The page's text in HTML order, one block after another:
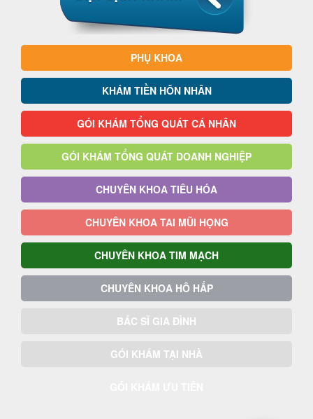
PHỤ KHOA
KHÁM TIỀN HÔN NHÂN
GÓI KHÁM TỔNG QUÁT CÁ NHÂN
GÓI KHÁM TỔNG QUÁT DOANH NGHIỆP
CHUYÊN KHOA TIÊU HÓA
CHUYÊN KHOA TAI MŨI HỌNG
CHUYÊN KHOA TIM MẠCH
CHUYÊN KHOA HÔ HẤP
BÁC SĨ GIA ĐÌNH
GÓI KHÁM TẠI NHÀ